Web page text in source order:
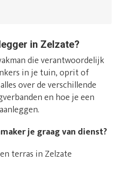
in Zelzate?
die verantwoordelijk
in je tuin, oprit of
over de verschillende
en hoe je een
je graag van dienst?
terras in Zelzate